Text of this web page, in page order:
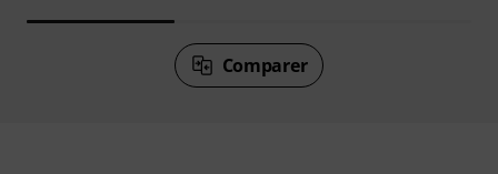
Comparer